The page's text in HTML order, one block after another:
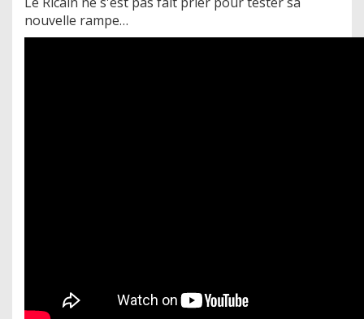
nouvelle rampe…